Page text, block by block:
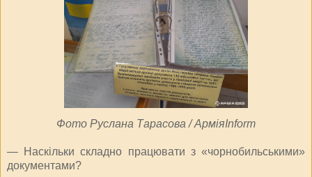
Фото Руслана Тарасова / АрміяInform
— Наскільки складно працювати з «чорнобильськими»
документами?